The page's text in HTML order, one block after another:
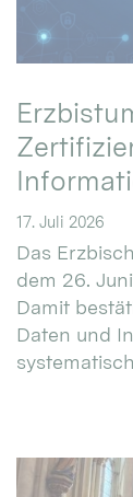
17. Juli 2026
Das
dem 26.
Damit
Daten und